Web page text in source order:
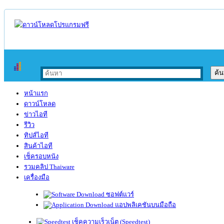
หน้าแรก
ดาวน์โหลด
ข่าวไอที
รีวิว
ทิปส์ไอที
สินค้าไอที
เช็ครอบหนัง
รวมคลิป Thaiware
เครื่องมือ
ซอฟต์แวร์
แอปพลิเคชันบนมือถือ
เช็คความเร็วเน็ต (Speedtest)